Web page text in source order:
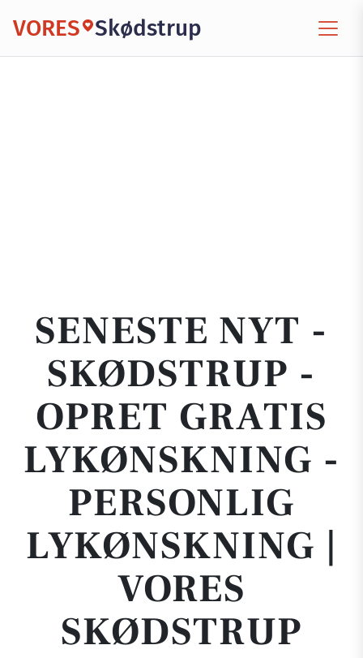
VORES Skødstrup
SENESTE NYT -
SKØDSTRUP -
OPRET GRATIS
LYKØNSKNING -
PERSONLIG
LYKØNSKNING |
VORES
SKØDSTRUP